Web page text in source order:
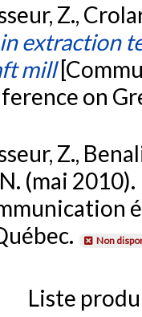
Z.,
extraction
mill
on
Z.,
(mai 2010).
Non
Liste